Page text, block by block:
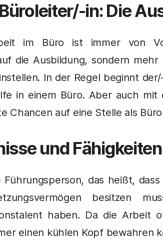
Büroleiter/-in: Die
im Büro ist immer von
die Ausbildung, sondern
In der Regel beginnt
in einem Büro. Aber auch mit
Chancen auf eine Stelle als
und Fähigkeiten
das heißt,
besitzen
haben. Da die
einen kühlen Kopf bewahren